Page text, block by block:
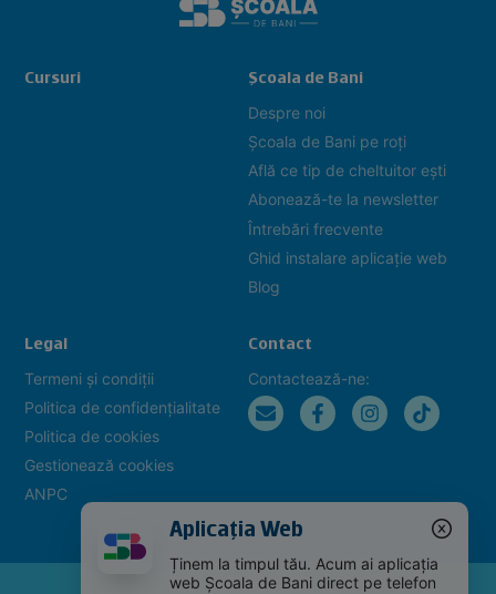
Cursuri Școala de Bani
Despre noi
Școala de Bani pe roți
Află ce tip de cheltuitor ești
Abonează-te la newsletter
Întrebări frecvente
Ghid instalare aplicație web
Blog
Legal
Termeni și condiții
Politica de confidențialitate
Politica de cookies
Gestionează cookies
ANPC
Contact
Contactează-ne:
Aplicația Web
Ținem la timpul tău. Acum ai aplicația
web Școala de Bani direct pe telefon